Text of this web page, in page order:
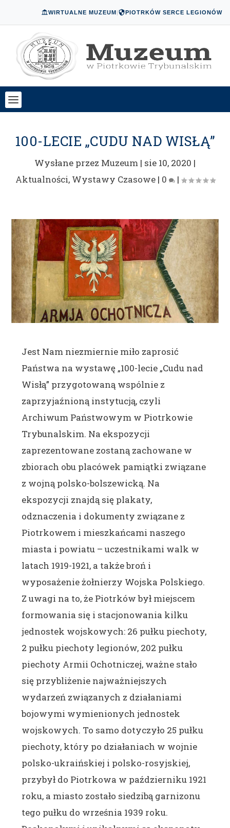
WIRTUALNE MUZEUM| PIOTRKÓW SERCE LEGIONÓW
100-LECIE „CUDU NAD WISŁĄ”
Wysłane przez Muzeum | sie 10, 2020 |
Aktualności, Wystawy Czasowe| 0 |
Jest Nam niezmiernie miło zaprosić
Państwa na wystawę „100-lecie „Cudu nad
Wisłą” przygotowaną wspólnie z
zaprzyjaźnioną instytucją, czyli
Archiwum Państwowym w Piotrkowie
Trybunalskim. Na ekspozycji
zaprezentowane zostaną zachowane w
zbiorach obu placówek pamiątki związane
z wojną polsko-bolszewicką. Na
ekspozycji znajdą się plakaty,
odznaczenia i dokumenty związane z
Piotrkowem i mieszkańcami naszego
miasta i powiatu – uczestnikami walk w
latach 1919-1921, a także broń i
wyposażenie żołnierzy Wojska Polskiego.
Z uwagi na to, że Piotrków był miejscem
formowania się i stacjonowania kilku
jednostek wojskowych: 26 pułku piechoty,
2 pułku piechoty legionów, 202 pułku
piechoty Armii Ochotniczej, ważne stało
się przybliżenie najważniejszych
wydarzeń związanych z działaniami
bojowymi wymienionych jednostek
wojskowych. To samo dotyczyło 25 pułku
piechoty, który po działaniach w wojnie
polsko-ukraińskiej i polsko-rosyjskiej,
przybył do Piotrkowa w październiku 1921
roku, a miasto zostało siedzibą garnizonu
tego pułku do września 1939 roku.